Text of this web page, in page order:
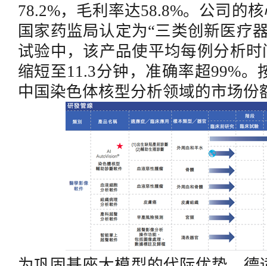
78.2%，毛利率达58.8%。公司的
国家药监局认定为“三类创新医疗
试验中，该产品使平均每例分析
缩短至11.3分钟，准确率超99%。
中国染色体核型分析领域的市场份